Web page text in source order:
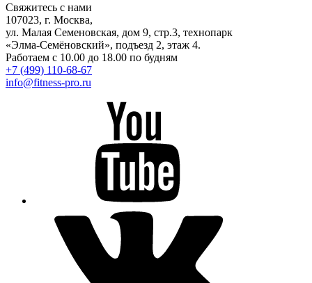
Свяжитесь с нами
107023, г. Москва,
ул. Малая Семеновская, дом 9, стр.3, технопарк
«Элма-Семёновский», подъезд 2, этаж 4.
Работаем с 10.00 до 18.00 по будням
+7 (499) 110-68-67
info@fitness-pro.ru